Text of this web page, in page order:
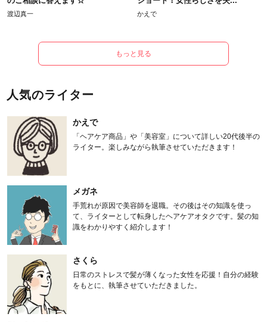
渡辺真一 かえで
もっと見る
人気のライター
かえで
「ヘアケア商品」や「美容室」について詳しい20代後半の
ライター。楽しみながら執筆させていただきます！
メガネ
手荒れが原因で美容師を退職。その後はその知識を使っ
て、ライターとして転身したヘアケアオタクです。髪の知
識をわかりやすく紹介します！
さくら
日常のストレスで髪が薄くなった女性を応援！自分の経験
をもとに、執筆させていただきました。